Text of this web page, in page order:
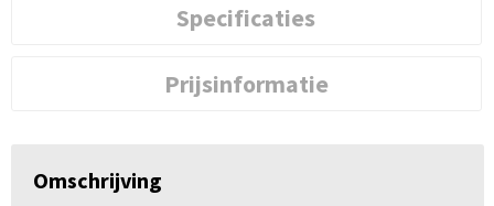
Specificaties
Prijsinformatie
Omschrijving